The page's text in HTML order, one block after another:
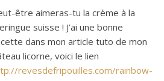
être aimeras-tu la crème à la
suisse ! J’ai une bonne
dans mon article tuto de mon
licorne, voici le lien
revesdefripouilles.com/rainbow-